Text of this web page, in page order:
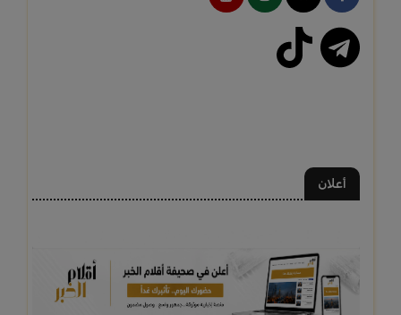
أعلان